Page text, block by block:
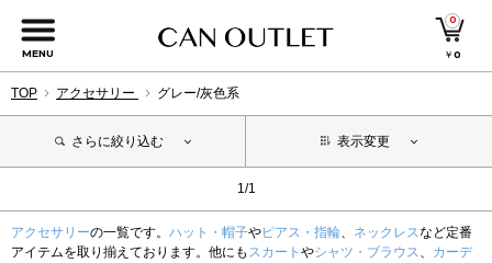
MENU
0
￥0
TOP アクセサリー グレー/灰色系
さらに絞り込む 表示変更
1/1
アクセサリーの一覧です。 ハット・帽子やピアス・指輪、 ネックレスなど定番
アイテムを取り揃えております。他にも スカート やシャツ・ブラウス、 カーデ